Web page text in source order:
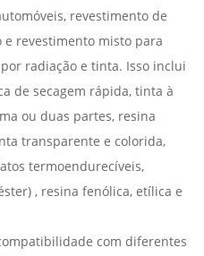
revestimento de
revestimento misto para
radiação e tinta. Isso inclui
de secagem rápida, tinta à
ou duas partes, resina
transparente e colorida,
termoendurecíveis,
, resina fenólica, etílica e
com diferentes